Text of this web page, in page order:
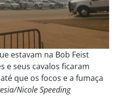
estavam na Bob Feist
e seus cavalos ficaram
que os focos e a fumaça
Nicole Speeding